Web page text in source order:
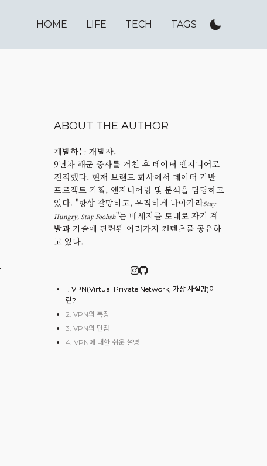
HOME LIFE TECH TAGS
ABOUT THE AUTHOR
계발하는 개발자.
9년차 해군 중사를 거친 후 데이터 엔지니어로
전직했다. 현재 브랜드 회사에서 데이터 기반
프로젝트 기획, 엔지니어링 및 분석을 담당하고
있다. "항상 갈망하고, 우직하게 나아가라Stay
Hungry, Stay Foolish"는 메세지를 토대로 자기 계
발과 기술에 관련된 여러가지 컨텐츠를 공유하
고 있다.
1. VPN(Virtual Private Network, 가상 사설망)이
란?
2. VPN의 특징
3. VPN의 단점
4. VPN에 대한 쉬운 설명